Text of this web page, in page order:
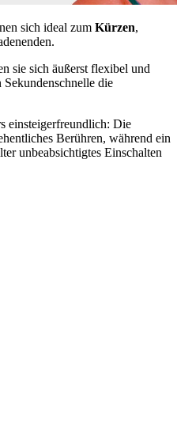
sich ideal zum Kürzen,
sie sich äußerst flexibel und
Sekundenschnelle die
einsteigerfreundlich: Die
Berühren, während ein
unbeabsichtigtes Einschalten